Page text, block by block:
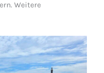
Weitere